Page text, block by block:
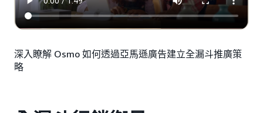
深入瞭解 Osmo 如何透過亞馬遜廣告建立全漏斗推廣策
略